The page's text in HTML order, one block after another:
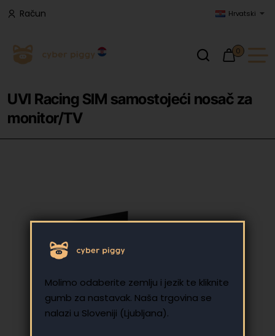
Molimo odaberite zemlju i jezik te kliknite
gumb za nastavak. Naša trgovina se
nalazi u Sloveniji (Ljubljana).
Račun Hrvatski
0
UVI Racing SIM samostojeći nosač za
monitor/TV